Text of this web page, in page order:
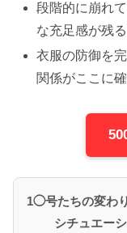
段階的に崩れ
な充足感が残る
衣服の防御を
関係がここに
1◯号たちの変わ
シチュエー